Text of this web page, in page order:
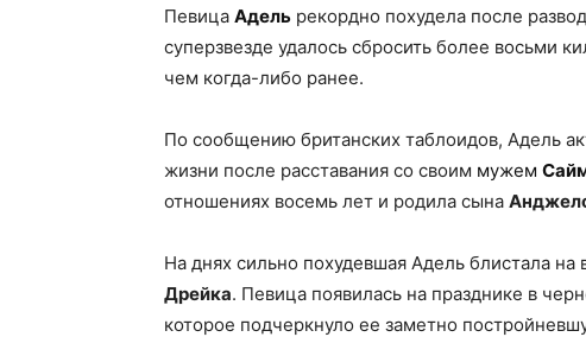
Певица Адель рекордно похудела после
суперзвезде удалось сбросить более восьми
чем когда-либо ранее.
По сообщению британских таблоидов, Адель
жизни после расставания со своим мужем
отношениях восемь лет и родила сына
На днях сильно похудевшая Адель блистала
Дрейка. Певица появилась на празднике в
которое подчеркнуло ее заметно